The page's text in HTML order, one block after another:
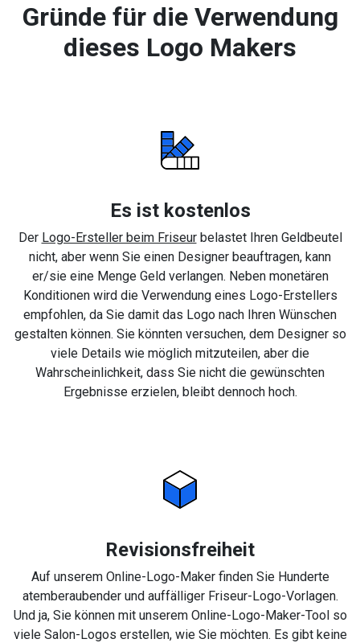
Gründe für die Verwendung
dieses Logo Makers
Es ist kostenlos
Der Logo-Ersteller beim Friseurbelastet Ihren Geldbeutel
nicht, aber wenn Sie einen Designer beauftragen, kann
er/sie eine Menge Geld verlangen. Neben monetären
Konditionen wird die Verwendung eines Logo-Erstellers
empfohlen, da Sie damit das Logo nach Ihren Wünschen
gestalten können. Sie könnten versuchen, dem Designer so
viele Details wie möglich mitzuteilen, aber die
Wahrscheinlichkeit, dass Sie nicht die gewünschten
Ergebnisse erzielen, bleibt dennoch hoch.
Revisionsfreiheit
Auf unserem Online-Logo-Maker finden Sie Hunderte
atemberaubender und auffälliger Friseur-Logo-Vorlagen.
Und ja, Sie können mit unserem Online-Logo-Maker-Tool so
viele Salon-Logos erstellen, wie Sie möchten. Es gibt keine